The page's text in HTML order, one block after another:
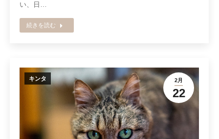
い、日…
続きを読む
2月
22
キンタ